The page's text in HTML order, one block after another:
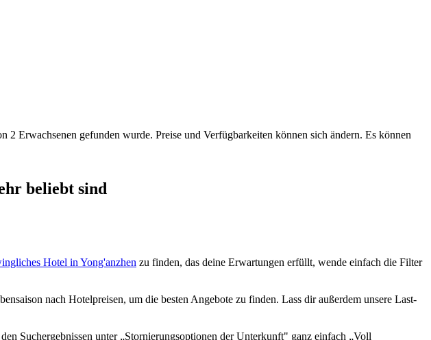
Erwachsenen gefunden wurde. Preise und Verfügbarkeiten können sich ändern. Es können
beliebt sind
Hotel in Yong'anzhen zu finden, das deine Erwartungen erfüllt, wende einfach die Filter
nach Hotelpreisen, um die besten Angebote zu finden. Lass dir außerdem unsere Last-
Suchergebnissen unter „Stornierungsoptionen der Unterkunft" ganz einfach „Voll